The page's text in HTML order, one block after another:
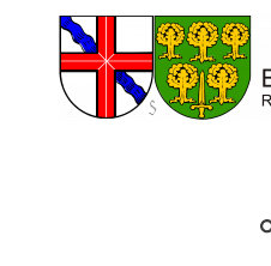
content